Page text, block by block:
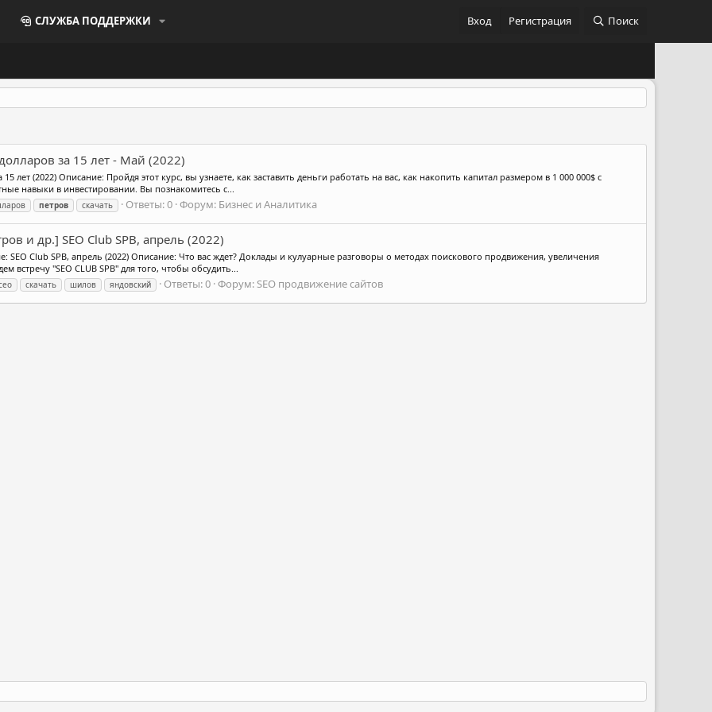
СЛУЖБА ПОДДЕРЖКИ Вход Регистрация Поиск
за 15 лет - Май (2022)
лет (2022) Описание: Пройдя этот курс, вы узнаете, как заставить деньги работать на вас, как накопить капитал размером в 1 000 000$ с
навыки в инвестировании. Вы познакомитесь с...
петров скачать Ответы: 0 Форум: Бизнес и Аналитика
и др.] SEO Club SPB, апрель (2022)
SEO Club SPB, апрель (2022) Описание: Что вас ждет? Доклады и кулуарные разговоры о методах поискового продвижения, увеличения
"SEO CLUB SPB" для того, чтобы обсудить...
скачать шилов яндовский Ответы: 0 Форум: SEO продвижение сайтов